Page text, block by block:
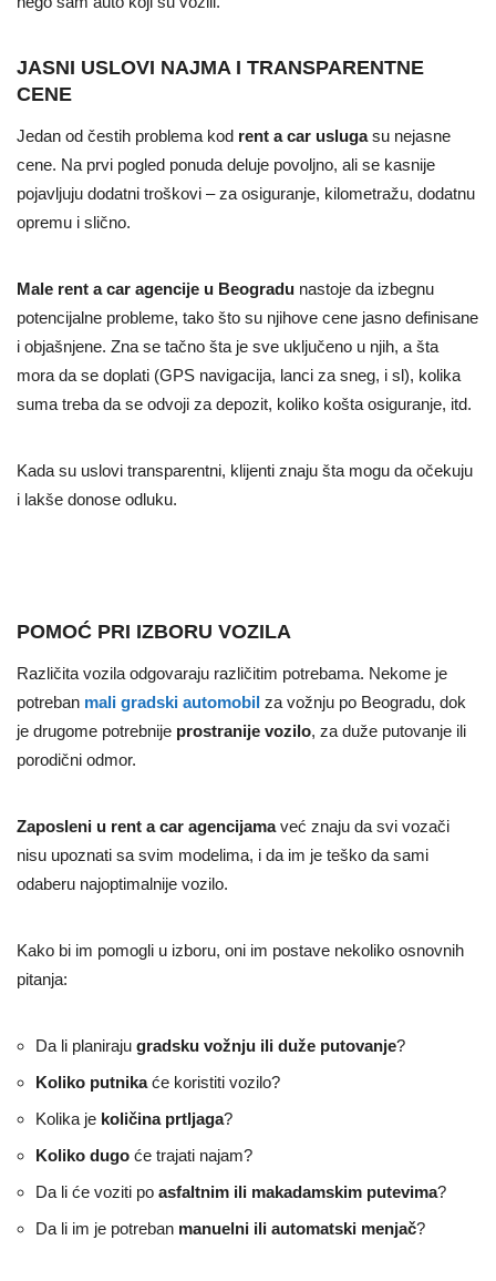
JASNI USLOVI NAJMA I TRANSPARENTNE
CENE
Jedan od čestih problema kod rent a car uslugasu nejasne
cene. Na prvi pogled ponuda deluje povoljno, ali se kasnije
pojavljuju dodatni troškovi – za osiguranje, kilometražu, dodatnu
opremu i slično.
Male rent a car agencije u Beogradu nastoje da izbegnu
potencijalne probleme, tako što su njihove cene jasno definisane
i objašnjene. Zna se tačno šta je sve uključeno u njih, a šta
mora da se doplati (GPS navigacija, lanci za sneg, i sl), kolika
suma treba da se odvoji za depozit, koliko košta osiguranje, itd.
Kada su uslovi transparentni, klijenti znaju šta mogu da očekuju
i lakše donose odluku.
POMOĆ PRI IZBORU VOZILA
Različita vozila odgovaraju različitim potrebama. Nekome je
potreban mali gradski automobil za vožnju po Beogradu, dok
je drugome potrebnije prostranije vozilo, za duže putovanje ili
porodični odmor.
Zaposleni u rent a car agencijamaveć znaju da svi vozači
nisu upoznati sa svim modelima, i da im je teško da sami
odaberu najoptimalnije vozilo.
Kako bi im pomogli u izboru, oni im postave nekoliko osnovnih
pitanja:
Da li planiraju gradsku vožnju ili duže putovanje?
Koliko putnikaće koristiti vozilo?
Kolika je količina prtljaga?
Koliko dugo će trajati najam?
Da li će voziti po asfaltnim ili makadamskim putevima?
Da li im je potreban manuelni ili automatski menjač?